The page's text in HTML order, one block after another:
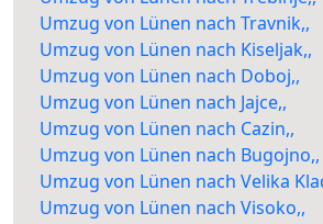
Umzug von Lünen nach Travnik,,
Umzug von Lünen nach Kiseljak,,
Umzug von Lünen nach Doboj,,
Umzug von Lünen nach Jajce,,
Umzug von Lünen nach Cazin,,
Umzug von Lünen nach Bugojno,,
Umzug von Lünen nach Velika
Umzug von Lünen nach Visoko,,